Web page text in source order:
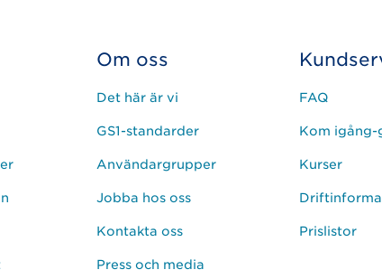
Om oss
Det här är vi
GS1-standarder
Användargrupper
Jobba hos oss
Kontakta oss
Press och media
FAQ
Kom igång-
Kurser
Prislistor